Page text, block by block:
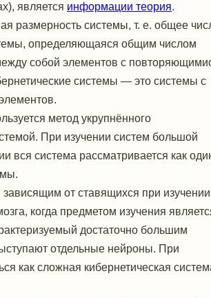
является информации теория.
размерность системы, т. е. общее
определяющаяся общим числом
собой элементов с
системы — это системы с
метод укрупнённого
При изучении систем большой
вся система рассматривается как
от ставящихся при изучении
когда предметом изучения
достаточно большим
отдельные нейроны. При
как сложная кибернетическая